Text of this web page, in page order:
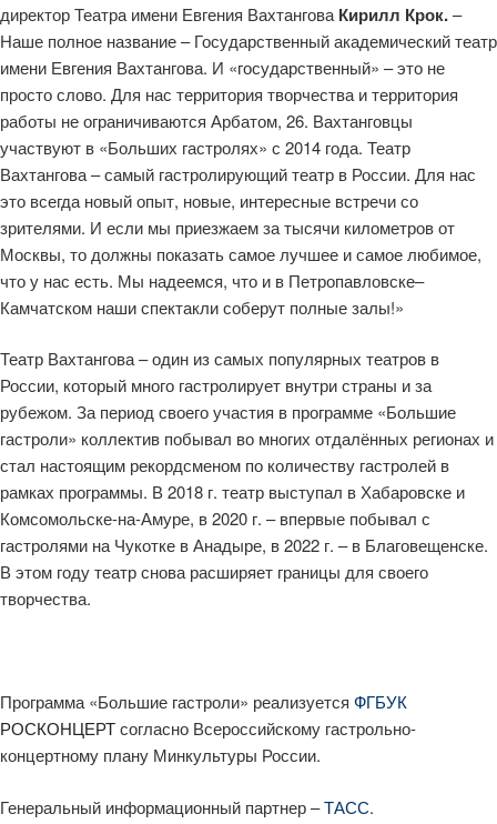
директор Театра имени Евгения Вахтангова Кирилл Крок.–
Наше полное название – Государственный академический театр
имени Евгения Вахтангова. И «государственный» – это не
просто слово. Для нас территория творчества и территория
работы не ограничиваются Арбатом, 26. Вахтанговцы
участвуют в «Больших гастролях» с 2014 года. Театр
Вахтангова – самый гастролирующий театр в России. Для нас
это всегда новый опыт, новые, интересные встречи со
зрителями. И если мы приезжаем за тысячи километров от
Москвы, то должны показать самое лучшее и самое любимое,
что у нас есть. Мы надеемся, что и в Петропавловске–
Камчатском наши спектакли соберут полные залы!»
Театр Вахтангова – один из самых популярных театров в
России, который много гастролирует внутри страны и за
рубежом. За период своего участия в программе «Большие
гастроли» коллектив побывал во многих отдалённых регионах и
стал настоящим рекордсменом по количеству гастролей в
рамках программы. В 2018 г. театр выступал в Хабаровске и
Комсомольске-на-Амуре, в 2020 г. – впервые побывал с
гастролями на Чукотке в Анадыре, в 2022 г. – в Благовещенске.
В этом году театр снова расширяет границы для своего
творчества.
Программа «Большие гастроли» реализуется ФГБУК
РОСКОНЦЕРТсогласно Всероссийскому гастрольно-
концертному плану Минкультуры России.
Генеральный информационный партнер –ТАСС.